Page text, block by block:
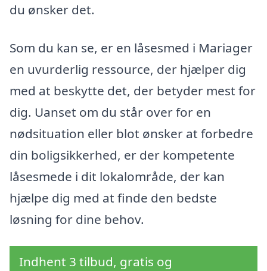
du ønsker det.
Som du kan se, er en låsesmed i Mariager
en uvurderlig ressource, der hjælper dig
med at beskytte det, der betyder mest for
dig. Uanset om du står over for en
nødsituation eller blot ønsker at forbedre
din boligsikkerhed, er der kompetente
låsesmede i dit lokalområde, der kan
hjælpe dig med at finde den bedste
løsning for dine behov.
Indhent 3 tilbud, gratis og